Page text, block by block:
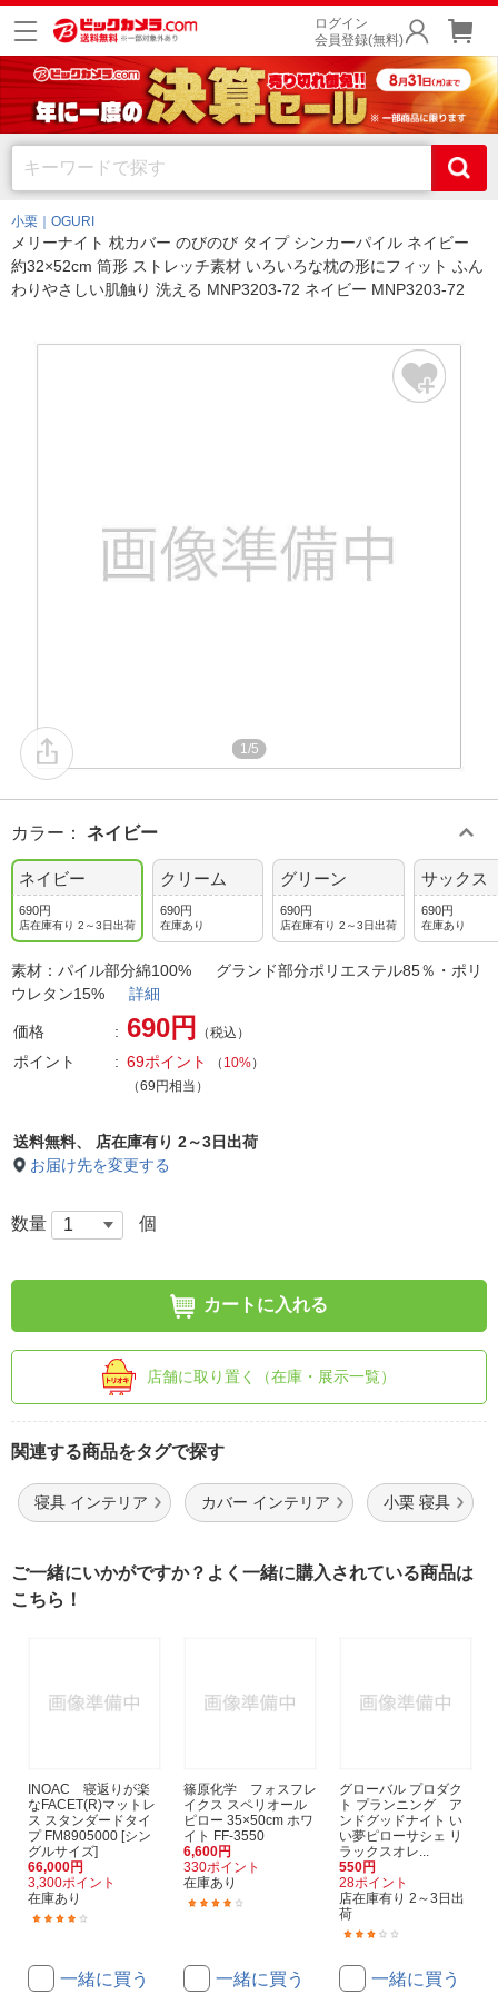
ログイン
会員登録(無料)
小栗｜OGURI
メリーナイト 枕カバー のびのび タイプ シンカーパイル ネイビー
約32×52cm 筒形 ストレッチ素材 いろいろな枕の形にフィット ふん
わりやさしい肌触り 洗える MNP3203-72 ネイビー MNP3203-72
1/5
カラー ： ネイビー
ネイビー
690円
店在庫有り 2～3日出荷
クリーム
690円
在庫あり
グリーン
690円
店在庫有り 2～3日出荷
サックス
690円
在庫あり
素材：パイル部分綿100% グランド部分ポリエステル85％・ポリ
ウレタン15% 詳細
価格 690円 （税込）
ポイント 69ポイント （ 10%）
（69円相当）
送料無料、
店在庫有り 2～3日出荷
お届け先を変更する
数量 個
カートに入れる
店舗に取り置く（在庫・展示一覧）
関連する商品をタグで探す
寝具 インテリア カバー インテリア 小栗 寝具
ご一緒にいかがですか？よく一緒に購入されている商品は
こちら！
INOAC 寝返りが楽
なFACET(R)マットレ
ス スタンダードタイ
プ FM8905000 [シン
グルサイズ]
66,000円
3,300ポイント
在庫あり
一緒に買う
篠原化学 フォスフレ
イクス スペリオール
ピロー 35×50cm ホワ
イト FF-3550
6,600円
330ポイント
在庫あり
一緒に買う
グローバル プロダク
ト プランニング ア
ンドグッドナイト い
い夢ピローサシェ リ
ラックスオレ...
550円
28ポイント
店在庫有り 2～3日出
荷
一緒に買う